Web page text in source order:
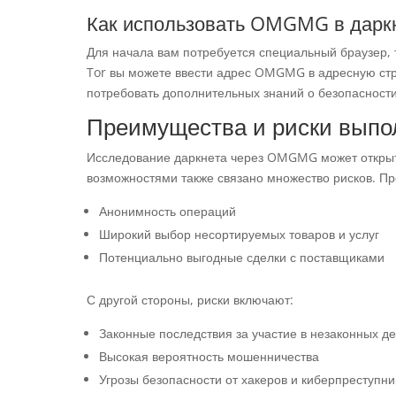
Как использовать OMGMG в
Для начала вам потребуется специальный
Tor вы можете ввести адрес OMGMG в адресную
потребовать дополнительных знаний о
Преимущества и риски
Исследование даркнета через OMGMG может
возможностями также связано множество рисков.
Анонимность операций
Широкий выбор несортируемых товаров и услуг
Потенциально выгодные сделки с поставщиками
С другой стороны, риски включают:
Законные последствия за участие в незаконных
Высокая вероятность мошенничества
Угрозы безопасности от хакеров и